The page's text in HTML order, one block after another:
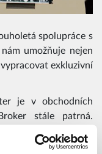
spolupráce s
umožňuje nejen
exkluzivní
je v obchodních
stále patrná.
a v minulých